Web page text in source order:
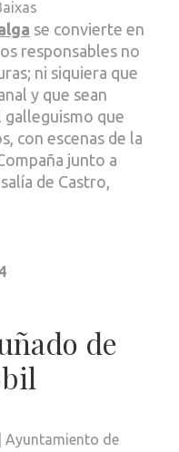
se convierte en
responsables no
ni siquiera que
y que sean
que
con escenas de la
junto a
de Castro,
de
| Ayuntamiento de